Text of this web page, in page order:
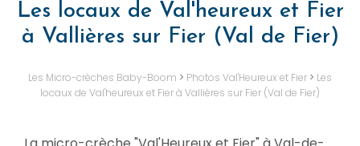
Les locaux de Val'heureux et Fier
à Vallières sur Fier (Val de Fier)
Les Micro-crèches Baby-Boom > Photos Val'Heureux et Fier > Les
locaux de Val'heureux et Fier à Vallières sur Fier (Val de Fier)